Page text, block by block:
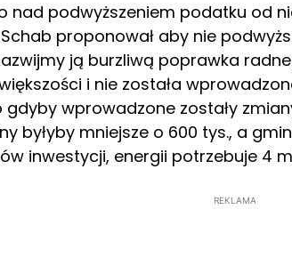
nad podwyższeniem podatku od
Schab proponował aby nie
ją burzliwą poprawka
i nie została
gdyby wprowadzone zostały
byłyby mniejsze o 600 tys., a
inwestycji, energii potrzebuje 4
REKLAMA